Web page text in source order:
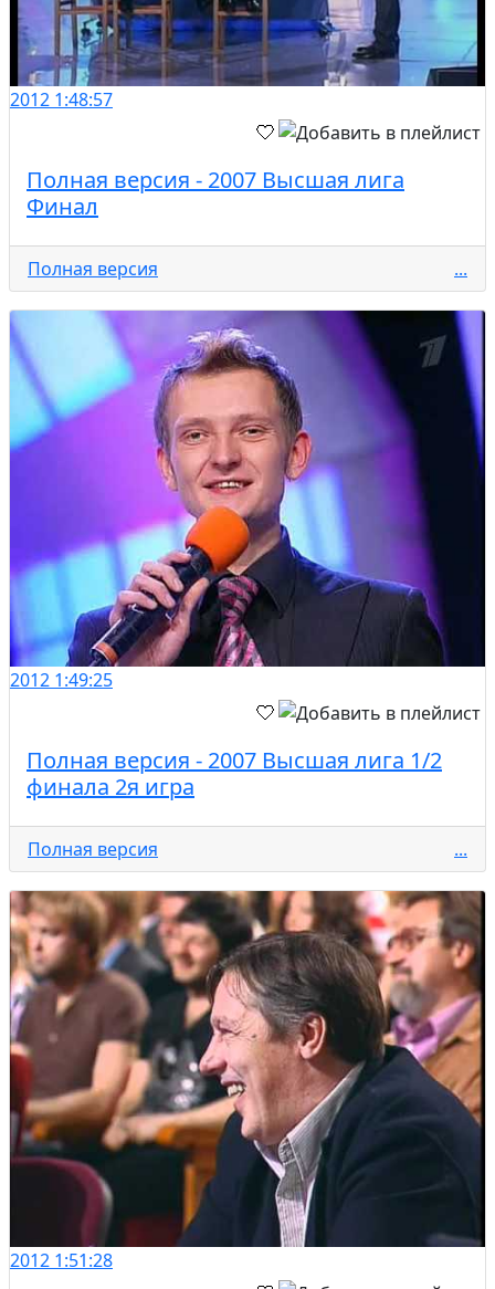
2012 1:48:57
Полная версия - 2007 Высшая лига
Финал
Полная версия ...
2012 1:49:25
Полная версия - 2007 Высшая лига 1/2
финала 2я игра
Полная версия ...
2012 1:51:28